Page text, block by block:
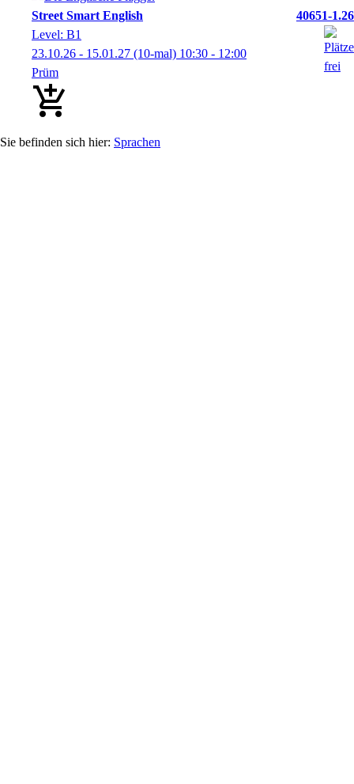
Street Smart English
40651-1.26
Level: B1
23.10.26 - 15.01.27 (10-mal) 10:30 - 12:00
Prüm
Sprachen